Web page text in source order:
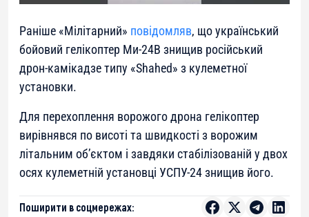
Раніше «Мілітарний» повідомляв, що український
бойовий гелікоптер Ми-24В знищив російський
дрон-камікадзе типу «Shahed» з кулеметної
установки.
Для перехоплення ворожого дрона гелікоптер
вирівнявся по висоті та швидкості з ворожим
літальним об’єктом і завдяки стабілізованій у двох
осях кулеметній установці УСПУ-24 знищив його.
Поширити в соцмережах: